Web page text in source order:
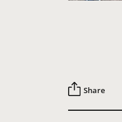
Share